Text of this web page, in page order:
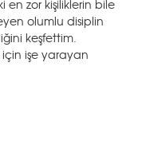
en zor kişiliklerin bile
olumlu disiplin
keşfettim.
için işe yarayan